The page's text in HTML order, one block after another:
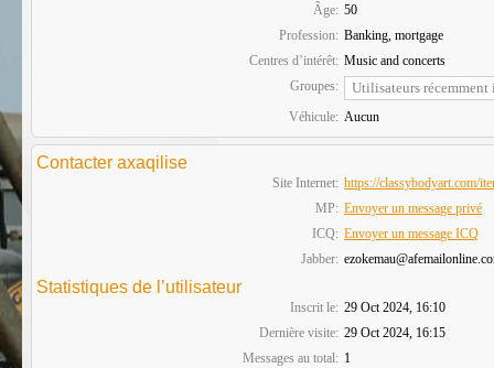
Âge: 50
Profession: Banking, mortgage
Centres d’intérêt: Music and concerts
Groupes:
Véhicule: Aucun
Contacter axaqilise
Site Internet: https://classybodyart.com/
MP: Envoyer un message privé
ICQ: Envoyer un message ICQ
Jabber:
Statistiques de l’utilisateur
Inscrit le: 29 Oct 2024, 16:10
Dernière visite: 29 Oct 2024, 16:15
Messages au total: 1